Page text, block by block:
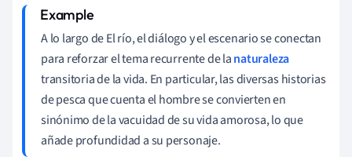
A lo largo de El río, el diálogo y el escenario se conectan
para reforzar el tema recurrente de lanaturaleza
transitoria de la vida. En particular, las diversas historias
de pesca que cuenta el hombre se convierten en
sinónimo de la vacuidad de su vida amorosa, lo que
añade profundidad a su personaje.